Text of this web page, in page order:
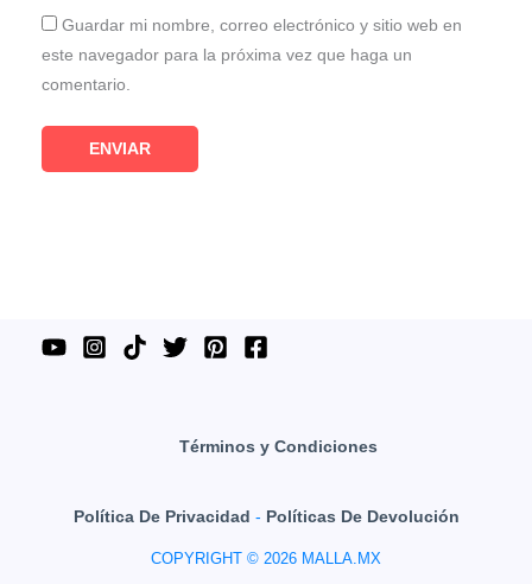
Guardar mi nombre, correo electrónico y sitio web en
este navegador para la próxima vez que haga un
comentario.
Términos y Condiciones
Política De Privacidad - Políticas De Devolución
COPYRIGHT © 2026 MALLA.MX